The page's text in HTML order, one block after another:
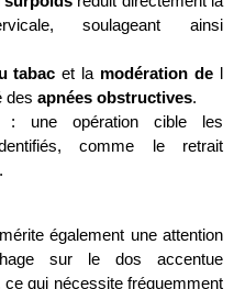
soulageant ainsi
tabac et la modération de l
des apnées obstructives.
: une opération cible les
comme le retrait
également une attention
sur le dos accentue
ce qui nécessite fréquemment